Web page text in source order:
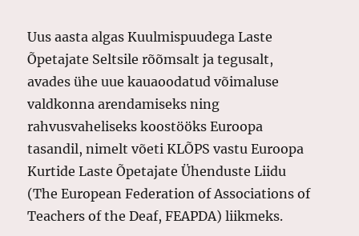
Uus aasta algas Kuulmispuudega Laste
Õpetajate Seltsile rõõmsalt ja tegusalt,
avades ühe uue kauaoodatud võimaluse
valdkonna arendamiseks ning
rahvusvaheliseks koostööks Euroopa
tasandil, nimelt võeti KLÕPS vastu Euroopa
Kurtide Laste Õpetajate Ühenduste Liidu
(The European Federation of Associations of
Teachers of the Deaf, FEAPDA) liikmeks.